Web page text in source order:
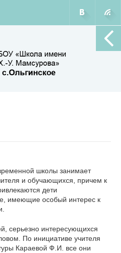
школы занимает
и обучающихся, причем к
дети
имеющие особый интерес к
серьезно интересующихся
По инициативе учителя
Караевой Ф.И. все они